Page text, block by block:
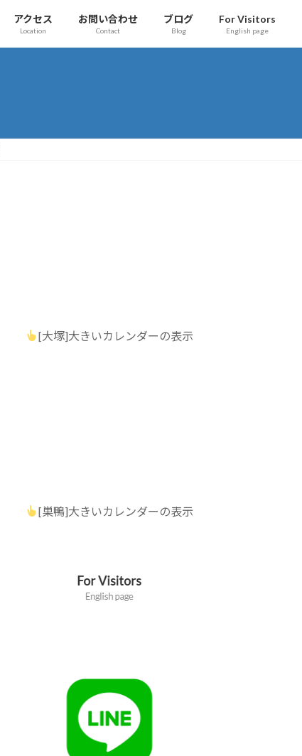
アクセス
Location
お問い合わせ
Contact
ブログ
Blog
For Visitors
English page
[大塚]大きいカレンダーの表示
[巣鴨]大きいカレンダーの表示